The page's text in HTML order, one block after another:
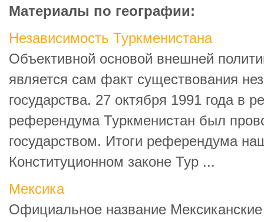
Материалы по географии:
Независимость Туркменистана
Объективной основой внешней
является сам факт существования
государства. 27 октября 1991 года в
референдума Туркменистан был
государством. Итоги референдума
Конституционном законе Тур ...
Мексика
Официальное название